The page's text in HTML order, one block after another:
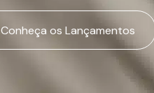
Conheça os Lançamentos